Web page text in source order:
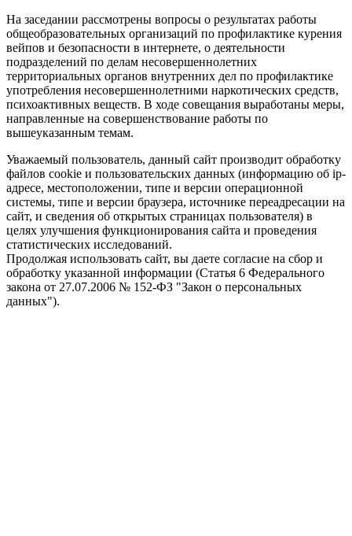
На заседании рассмотрены вопросы о результатах работы
общеобразовательных организаций по профилактике курения
вейпов и безопасности в интернете, о деятельности
подразделений по делам несовершеннолетних
территориальных органов внутренних дел по профилактике
употребления несовершеннолетними наркотических средств,
психоактивных веществ. В ходе совещания выработаны меры,
направленные на совершенствование работы по
вышеуказанным темам.
Уважаемый пользователь, данный сайт производит обработку
файлов cookie и пользовательских данных (информацию об ip-
адресе, местоположении, типе и версии операционной
системы, типе и версии браузера, источнике переадресации на
сайт, и сведения об открытых страницах пользователя) в
целях улучшения функционирования сайта и проведения
статистических исследований.
Продолжая использовать сайт, вы даете согласие на сбор и
обработку указанной информации (Статья 6 Федерального
закона от 27.07.2006 № 152-ФЗ "Закон о персональных
данных").